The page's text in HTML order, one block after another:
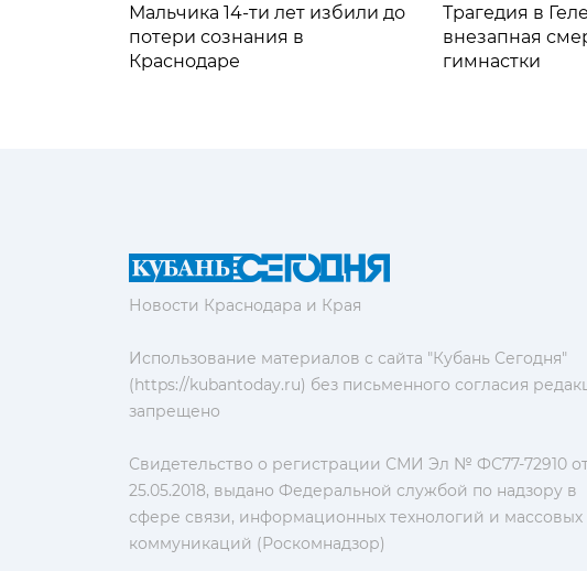
Мальчика 14-ти лет избили до
потери сознания в
Краснодаре
Трагедия в
внезапная
гимнастки
Новости Краснодара и Края
Использование материалов с сайта "Кубань Сегодня"
(https://kubantoday.ru) без письменного согласия
запрещено
Свидетельство о регистрации СМИ Эл № ФС77-72910
25.05.2018, выдано Федеральной службой по надзору в
сфере связи, информационных технологий и массовых
коммуникаций (Роскомнадзор)